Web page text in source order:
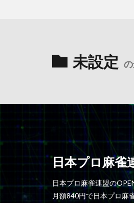
未設定
日本プロ麻雀
日本プロ麻雀連盟の
月額840円で日本プロ麻